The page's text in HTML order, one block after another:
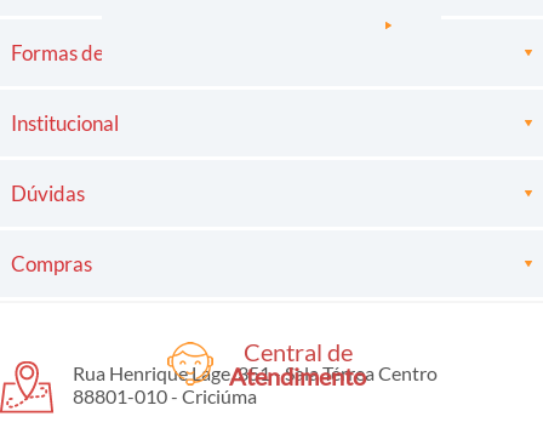
Formas de pagamento
Institucional
Dúvidas
Compras
Central de
Atendimento
Rua Henrique Lage, 351 - Sala Térrea Centro
88801-010 - Criciúma